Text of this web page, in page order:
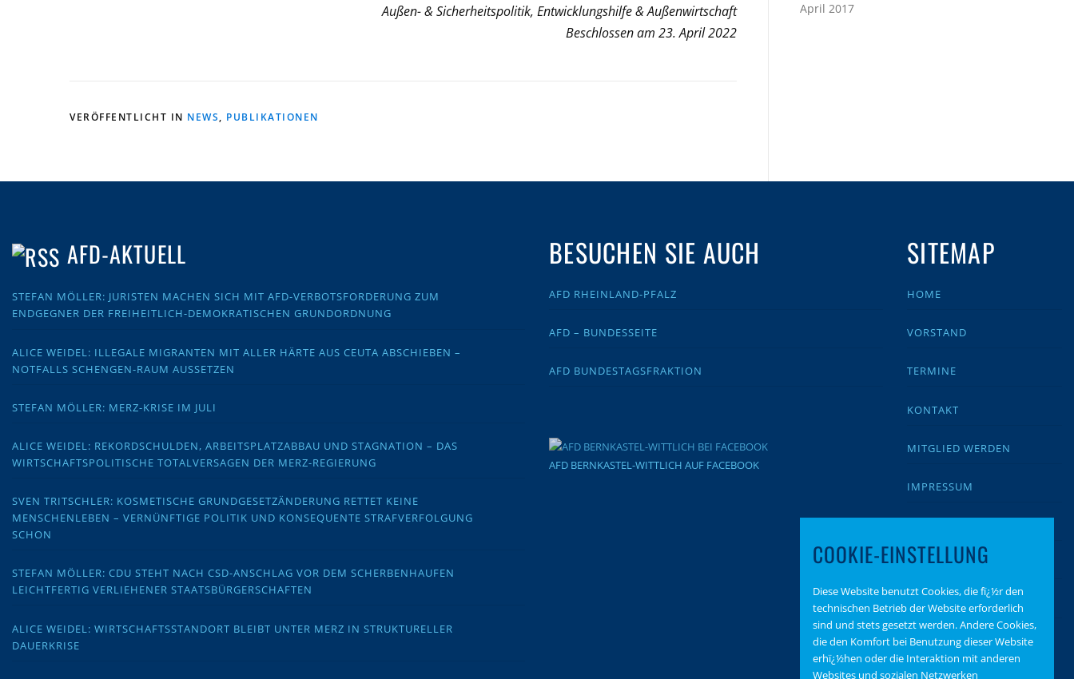
Außen- & Sicherheitspolitik, Entwicklungshilfe & Außenwirtschaft
Beschlossen am 23. April 2022
VERÖFFENTLICHT IN NEWS, PUBLIKATIONEN
April 2017
AFD-AKTUELL
STEFAN MÖLLER: JURISTEN MACHEN SICH MIT AFD-VERBOTSFORDERUNG ZUM
ENDGEGNER DER FREIHEITLICH-DEMOKRATISCHEN GRUNDORDNUNG
ALICE WEIDEL: ILLEGALE MIGRANTEN MIT ALLER HÄRTE AUS CEUTA ABSCHIEBEN –
NOTFALLS SCHENGEN-RAUM AUSSETZEN
STEFAN MÖLLER: MERZ-KRISE IM JULI
ALICE WEIDEL: REKORDSCHULDEN, ARBEITSPLATZABBAU UND STAGNATION – DAS
WIRTSCHAFTSPOLITISCHE TOTALVERSAGEN DER MERZ-REGIERUNG
SVEN TRITSCHLER: KOSMETISCHE GRUNDGESETZÄNDERUNG RETTET KEINE
MENSCHENLEBEN – VERNÜNFTIGE POLITIK UND KONSEQUENTE STRAFVERFOLGUNG
SCHON
STEFAN MÖLLER: CDU STEHT NACH CSD-ANSCHLAG VOR DEM SCHERBENHAUFEN
LEICHTFERTIG VERLIEHENER STAATSBÜRGERSCHAFTEN
ALICE WEIDEL: WIRTSCHAFTSSTANDORT BLEIBT UNTER MERZ IN STRUKTURELLER
DAUERKRISE
BESUCHEN SIE AUCH
AFD RHEINLAND-PFALZ
AFD – BUNDESSEITE
AFD BUNDESTAGSFRAKTION
AFD BERNKASTEL-WITTLICH AUF FACEBOOK
SITEMAP
HOME
VORSTAND
TERMINE
KONTAKT
MITGLIED WERDEN
IMPRESSUM
BEITRAGSARCHIV
SPENDEN
COOKIE-EINSTELLUNG
Diese Website benutzt Cookies, die fï¿½r den
technischen Betrieb der Website erforderlich
sind und stets gesetzt werden. Andere Cookies,
die den Komfort bei Benutzung dieser Website
erhï¿½hen oder die Interaktion mit anderen
Websites und sozialen Netzwerken